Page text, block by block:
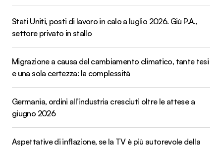
Stati Uniti, posti di lavoro in calo a luglio 2026. Giù P.A.,
settore privato in stallo
Migrazione a causa del cambiamento climatico, tante tesi
e una sola certezza: la complessità
Germania, ordini all’industria cresciuti oltre le attese a
giugno 2026
Aspettative di inflazione, se la TV è più autorevole della